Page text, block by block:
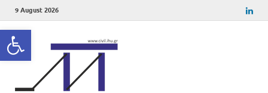
Open toolbar
9 August 2026